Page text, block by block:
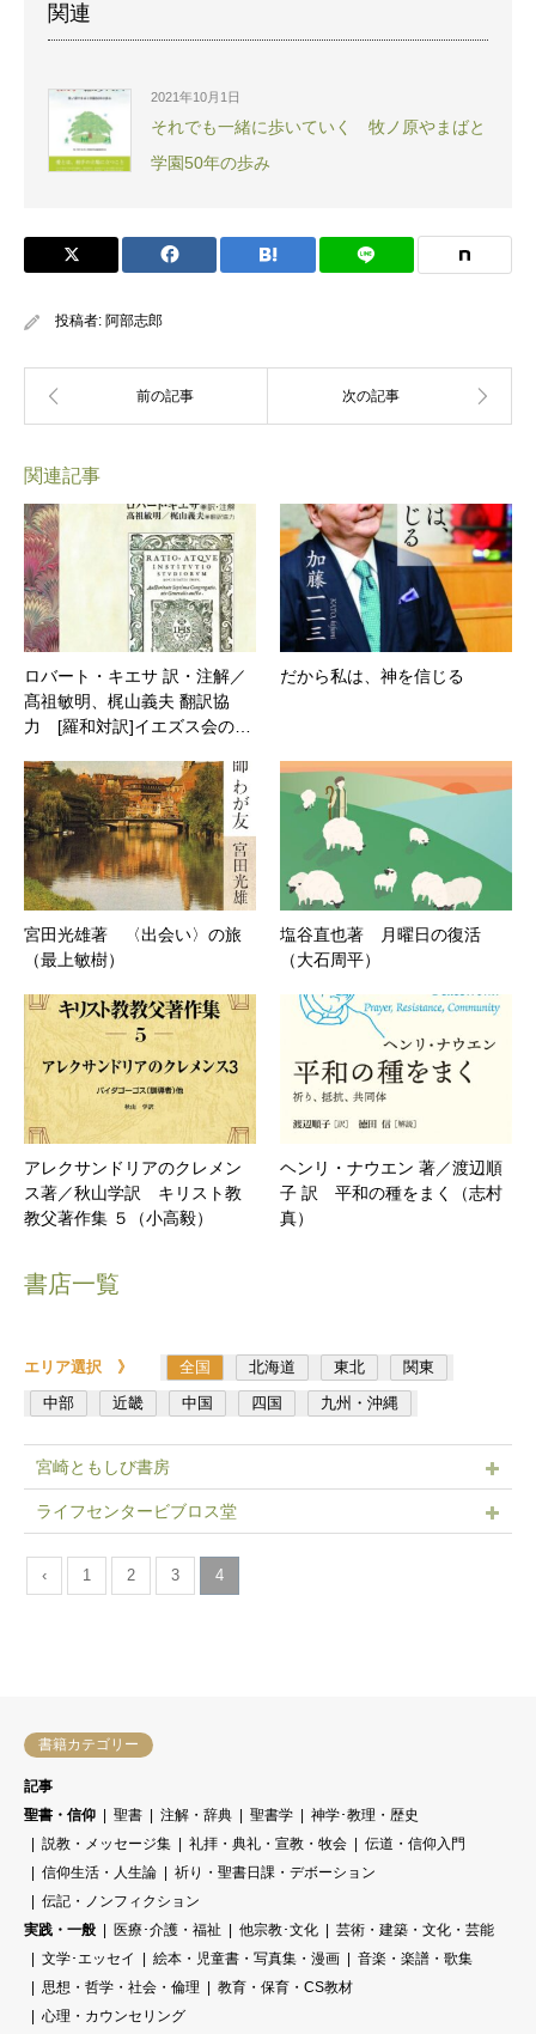
関連
2021年10月1日
それでも一緒に歩いていく 牧ノ原やまばと
学園50年の歩み
投稿者: 阿部志郎
関連記事
ロバート・キエサ 訳・注解／
髙祖敏明、梶山義夫 翻訳協
力 [羅和対訳]イエズス会の…
だから私は、神を信じる
宮田光雄著 〈出会い〉の旅
（最上敏樹）
塩谷直也著 月曜日の復活
（大石周平）
アレクサンドリアのクレメン
ス著／秋山学訳 キリスト教
教父著作集 ５（小高毅）
ヘンリ・ナウエン 著／渡辺順
子 訳 平和の種をまく（志村
真）
書店一覧
エリア選択 》 全国 北海道 東北
関東
中部
近畿 中国 四国 九州・沖縄
宮崎ともしび書房
ライフセンタービブロス堂
‹ 1 2 3 4
書籍カテゴリー
記事
聖書・信仰
聖書 注解・辞典 聖書学
神学･教理・歴史
説教・メッセージ集
礼拝・典礼・宣教・牧会
伝道・信仰入門
信仰生活・人生論
祈り・聖書日課・デボーション
伝記・ノンフィクション
実践・一般
医療･介護・福祉 他宗教･文化
芸術・建築・文化・芸能
文学･エッセイ
絵本・児童書・写真集・漫画
音楽・楽譜・歌集
思想・哲学・社会・倫理
教育・保育・CS教材
心理・カウンセリング